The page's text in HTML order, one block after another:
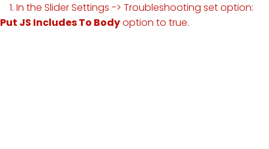
1. In the Slider Settings -> Troubleshooting set option:
Put JS Includes To Bodyoption to true.